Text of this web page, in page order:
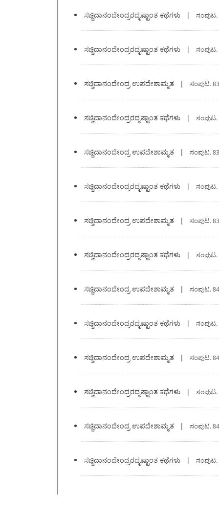
ಸಚ್ಚಿದಾನಂದೇಂದ್ರರದೃಷ್ಟಾಂತ ಕಥೆಗಳು | ಸಂಪುಟ.
ಸಚ್ಚಿದಾನಂದೇಂದ್ರರದೃಷ್ಟಾಂತ ಕಥೆಗಳು | ಸಂಪುಟ.
ಸಚ್ಚಿದಾನಂದೇಂದ್ರ ಉಪದೇಶಾಮೃತ | ಸಂಪುಟ.
ಸಚ್ಚಿದಾನಂದೇಂದ್ರರದೃಷ್ಟಾಂತ ಕಥೆಗಳು | ಸಂಪುಟ.
ಸಚ್ಚಿದಾನಂದೇಂದ್ರ ಉಪದೇಶಾಮೃತ | ಸಂಪುಟ.
ಸಚ್ಚಿದಾನಂದೇಂದ್ರರದೃಷ್ಟಾಂತ ಕಥೆಗಳು | ಸಂಪುಟ.
ಸಚ್ಚಿದಾನಂದೇಂದ್ರ ಉಪದೇಶಾಮೃತ | ಸಂಪುಟ.
ಸಚ್ಚಿದಾನಂದೇಂದ್ರರದೃಷ್ಟಾಂತ ಕಥೆಗಳು | ಸಂಪುಟ.
ಸಚ್ಚಿದಾನಂದೇಂದ್ರ ಉಪದೇಶಾಮೃತ | ಸಂಪುಟ.
ಸಚ್ಚಿದಾನಂದೇಂದ್ರರದೃಷ್ಟಾಂತ ಕಥೆಗಳು | ಸಂಪುಟ.
ಸಚ್ಚಿದಾನಂದೇಂದ್ರ ಉಪದೇಶಾಮೃತ | ಸಂಪುಟ.
ಸಚ್ಚಿದಾನಂದೇಂದ್ರರದೃಷ್ಟಾಂತ ಕಥೆಗಳು | ಸಂಪುಟ.
ಸಚ್ಚಿದಾನಂದೇಂದ್ರ ಉಪದೇಶಾಮೃತ | ಸಂಪುಟ.
ಸಚ್ಚಿದಾನಂದೇಂದ್ರರದೃಷ್ಟಾಂತ ಕಥೆಗಳು | ಸಂಪುಟ.